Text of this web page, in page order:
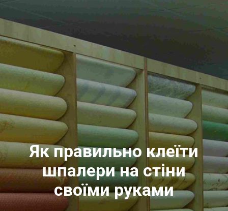
Як правильно клеїти
шпалери на стіни
своїми руками